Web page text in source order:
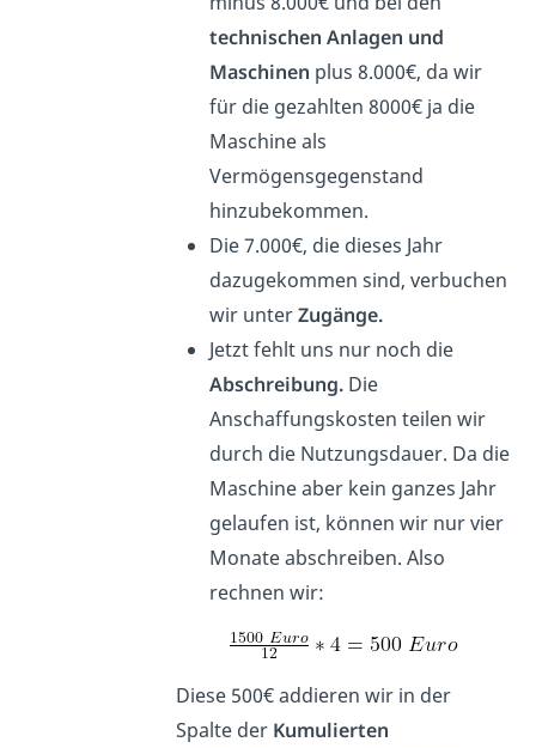
technischen Anlagen und
Maschinen plus 8.000€, da wir
für die gezahlten 8000€ ja die
Maschine als
Vermögensgegenstand
hinzubekommen.
Die 7.000€, die dieses Jahr
dazugekommen sind, verbuchen
wir unterZugänge.
Jetzt fehlt uns nur noch die
Abschreibung. Die
Anschaffungskosten teilen wir
durch die Nutzungsdauer. Da die
Maschine aber kein ganzes Jahr
gelaufen ist, können wir nur vier
Monate abschreiben. Also
rechnen wir:
Diese 500€ addieren wir in der
Spalte der Kumulierten